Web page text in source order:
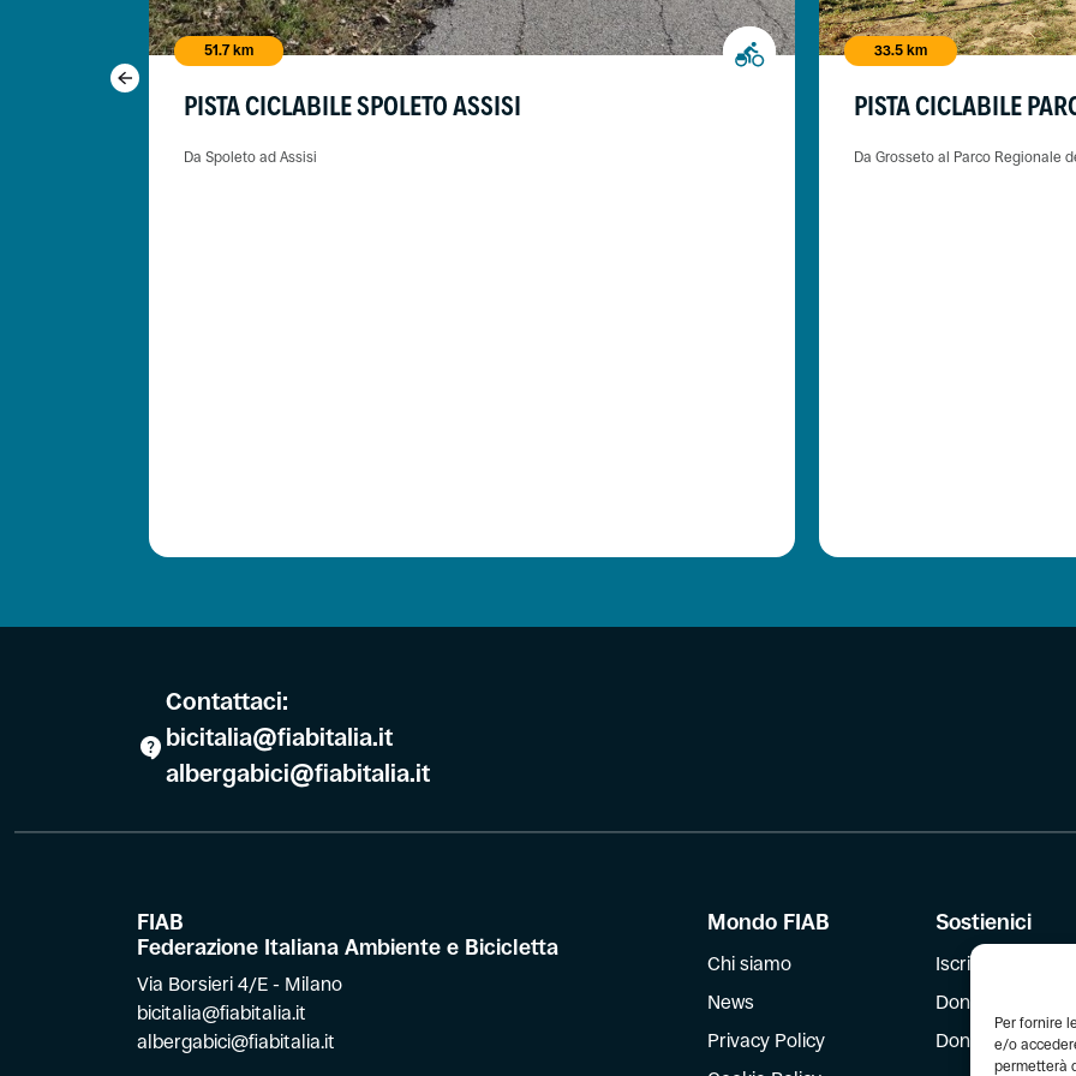
Per fornire
e/o
permetterà
51.7 km
PISTA CICLABILE SPOLETO ASSISI
Da Spoleto ad Assisi
33.5 km
PISTA CICLABILE
Da Grosseto al Parco Regionale
Contattaci:
bicitalia@fiabitalia.it
albergabici@fiabitalia.it
FIAB
Federazione Italiana Ambiente e Bicicletta
Via Borsieri 4/E - Milano
bicitalia@fiabitalia.it
albergabici@fiabitalia.it
Mondo FIAB
Chi siamo
News
Privacy Policy
Sostienici
Iscriviti
Dona
Dona il 5 per